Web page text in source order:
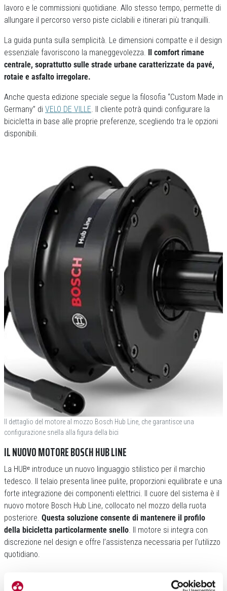
lavoro e le commissioni quotidiane. Allo stesso tempo, permette di
allungare il percorso verso piste ciclabili e itinerari più tranquilli.
La guida punta sulla semplicità. Le dimensioni compatte e il design
essenziale favoriscono la maneggevolezza. Il comfort rimane
centrale, soprattutto sulle strade urbane caratterizzate da pavé,
rotaie e asfalto irregolare.
Anche questa edizione speciale segue la filosofia “Custom Made in
Germany” di VELO DE VILLE. Il cliente potrà quindi configurare la
bicicletta in base alle proprie preferenze, scegliendo tra le opzioni
disponibili.
Il dettaglio del motore al mozzo Bosch Hub Line, che garantisce una
configurazione snella alla figura della bici
IL NUOVO MOTORE BOSCH HUB LINE
La HUBᵉ introduce un nuovo linguaggio stilistico per il marchio
tedesco. Il telaio presenta linee pulite, proporzioni equilibrate e una
forte integrazione dei componenti elettrici. Il cuore del sistema è il
nuovo motore Bosch Hub Line, collocato nel mozzo della ruota
posteriore. Questa soluzione consente di mantenere il profilo
della bicicletta particolarmente snello. Il motore si integra con
discrezione nel design e offre l’assistenza necessaria per l’utilizzo
quotidiano.